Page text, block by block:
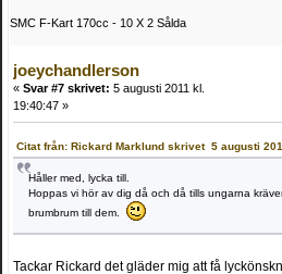
SMC F-Kart 170cc - 10 X 2 Sålda
joeychandlerson
« Svar #7 skrivet: 5 augusti 2011 kl.
19:40:47 »
Citat från: Rickard Marklund skrivet 5 augusti
Håller med, lycka till.
Hoppas vi hör av dig då och då tills ungarna
brumbrum till dem.
Tackar Rickard det gläder mig att få